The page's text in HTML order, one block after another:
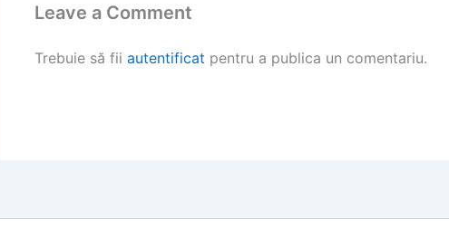
Leave a Comment
Trebuie să fii autentificat pentru a publica un comentariu.